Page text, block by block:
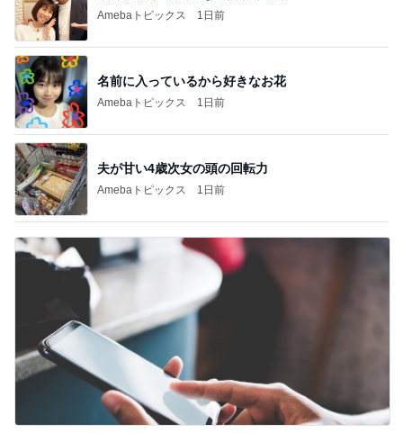
Amebaトピックス 1日前
名前に入っているから好きなお花
Amebaトピックス 1日前
夫が甘い4歳次女の頭の回転力
Amebaトピックス 1日前